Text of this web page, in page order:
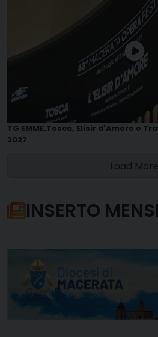
TG EMME.Tosca, Elisir d'Amore e
2027
Load More
INSERTO